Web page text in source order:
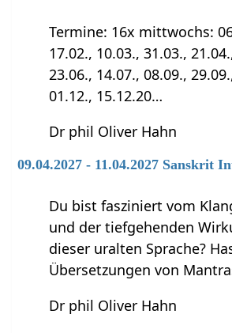
Termine: 16x mittwochs:
17.02., 10.03., 31.03.,
23.06., 14.07., 08.09.,
01.12., 15.12.20…
Dr phil Oliver Hahn
09.04.2027 - 11.04.2027 Sanskrit
Du bist fasziniert vom
und der tiefgehenden
dieser uralten Sprache?
Übersetzungen von
Dr phil Oliver Hahn